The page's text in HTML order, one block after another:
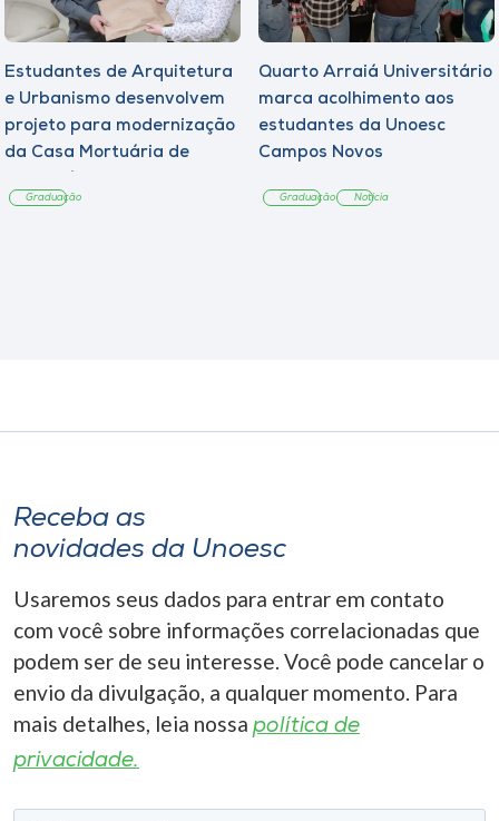
Estudantes de Arquitetura
e Urbanismo desenvolvem
projeto para modernização
da Casa Mortuária de
Graduação
Quarto Arraiá Universitário
marca acolhimento aos
estudantes da Unoesc
Campos Novos
Graduação Notícia
Receba as
novidades da Unoesc
Usaremos seus dados para entrar em contato
com você sobre informações correlacionadas que
podem ser de seu interesse. Você pode cancelar o
envio da divulgação, a qualquer momento. Para
mais detalhes, leia nossa política de
privacidade.